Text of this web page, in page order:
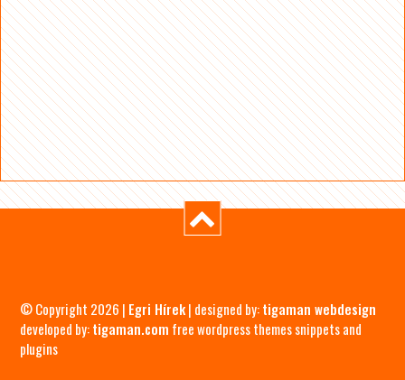
© Copyright 2026 | Egri Hírek| designed by:tigaman webdesign
developed by:tigaman.com free wordpress themes snippets and
plugins